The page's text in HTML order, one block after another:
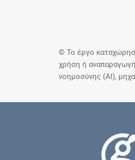
© Το έργο
χρήση ή
νοημοσύνης (AI),